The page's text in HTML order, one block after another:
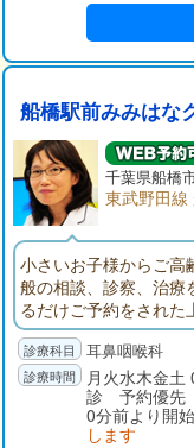
船橋駅前みみはな
千葉県船橋
東武野田線
小さいお子様からご高
般の相談、診察、治療
るだけご予約をされた
検査、内視鏡検査、レ
査、睡眠時無呼吸症候
検査などを行って診断
れており、検査後は
耳鼻咽喉科
月火水木金
診 予約優先
0分前より開
します